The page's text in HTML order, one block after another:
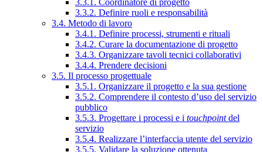
3.3.1. Coordinatore di progetto
3.3.2. Definire ruoli e responsabilità
3.4. Metodo di lavoro
3.4.1. Definire processi, strumenti e rituali
3.4.2. Curare la documentazione di progetto
3.4.3. Organizzare tavoli tecnici collaborativi
3.4.4. Prendere decisioni
3.5. Il processo progettuale
3.5.1. Organizzare il progetto e la sua gestione
3.5.2. Comprendere il contesto d’uso del servizio
pubblico
3.5.3. Progettare i processi e i touchpointdel
servizio
3.5.4. Realizzare l’interfaccia utente del servizio
3.5.5. Validare la soluzione ottenuta